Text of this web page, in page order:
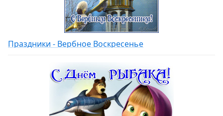
Праздники - Вербное Воскресенье